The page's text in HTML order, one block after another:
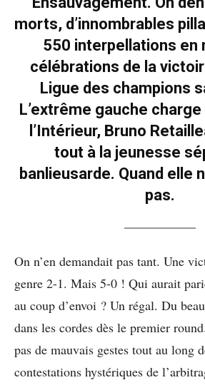
morts, d’innombrables
550 interpellations en
célébrations de la
Ligue des champions
L’extrême gauche
l’Intérieur, Bruno
tout à la jeunesse
banlieusarde. Quand elle
pas.
On n’en demandait pas tant. Une
genre 2-1. Mais 5-0 ! Qui aurait
au coup d’envoi ? Un régal. Du
dans les cordes dès le premier
pas de mauvais gestes tout au long
contestations hystériques de